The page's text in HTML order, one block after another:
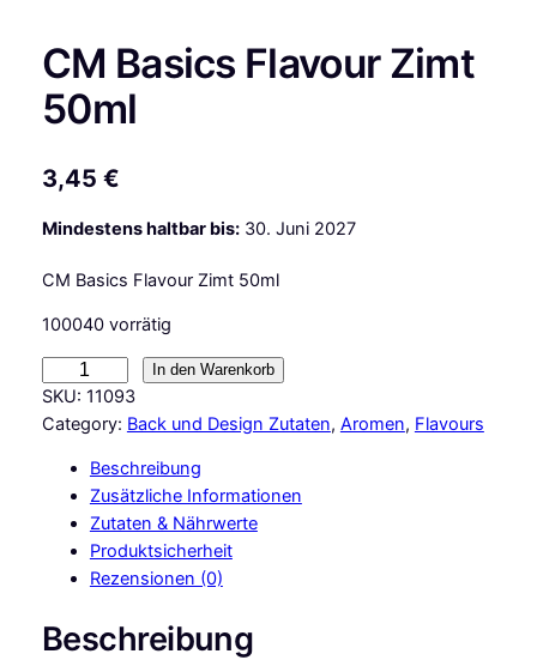
CM Basics Flavour Zimt
50ml
3,45 €
Mindestens haltbar bis:30. Juni 2027
CM Basics Flavour Zimt 50ml
100040 vorrätig
M
B
a
In den Warenkorb
SKU: 11093
Category: Back und Design Zutaten, Aromen, Flavours
Beschreibung
Zusätzliche Informationen
Zutaten & Nährwerte
Produktsicherheit
Rezensionen (0)
Beschreibung